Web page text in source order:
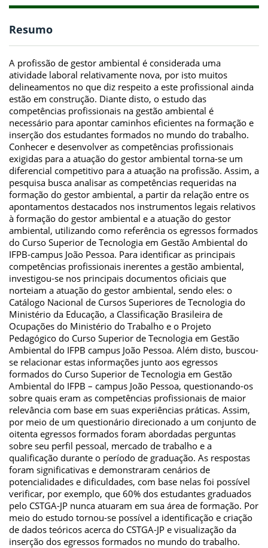
Resumo
A profissão de gestor ambiental é considerada uma
atividade laboral relativamente nova, por isto muitos
delineamentos no que diz respeito a este profissional ainda
estão em construção. Diante disto, o estudo das
competências profissionais na gestão ambiental é
necessário para apontar caminhos eficientes na formação e
inserção dos estudantes formados no mundo do trabalho.
Conhecer e desenvolver as competências profissionais
exigidas para a atuação do gestor ambiental torna-se um
diferencial competitivo para a atuação na profissão. Assim, a
pesquisa busca analisar as competências requeridas na
formação do gestor ambiental, a partir da relação entre os
apontamentos destacados nos instrumentos legais relativos
à formação do gestor ambiental e a atuação do gestor
ambiental, utilizando como referência os egressos formados
do Curso Superior de Tecnologia em Gestão Ambiental do
IFPB-campus João Pessoa. Para identificar as principais
competências profissionais inerentes a gestão ambiental,
investigou-se nos principais documentos oficiais que
norteiam a atuação do gestor ambiental, sendo eles: o
Catálogo Nacional de Cursos Superiores de Tecnologia do
Ministério da Educação, a Classificação Brasileira de
Ocupações do Ministério do Trabalho e o Projeto
Pedagógico do Curso Superior de Tecnologia em Gestão
Ambiental do IFPB campus João Pessoa. Além disto, buscou-
se relacionar estas informações junto aos egressos
formados do Curso Superior de Tecnologia em Gestão
Ambiental do IFPB – campus João Pessoa, questionando-os
sobre quais eram as competências profissionais de maior
relevância com base em suas experiências práticas. Assim,
por meio de um questionário direcionado a um conjunto de
oitenta egressos formados foram abordadas perguntas
sobre seu perfil pessoal, mercado de trabalho e a
qualificação durante o período de graduação. As respostas
foram significativas e demonstraram cenários de
potencialidades e dificuldades, com base nelas foi possível
verificar, por exemplo, que 60% dos estudantes graduados
pelo CSTGA-JP nunca atuaram em sua área de formação. Por
meio do estudo tornou-se possível a identificação e criação
de dados teóricos acerca do CSTGA-JP e visualização da
inserção dos egressos formados no mundo do trabalho.